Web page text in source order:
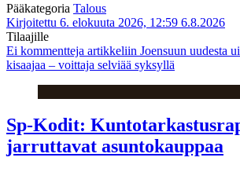
Pääkategoria Talous
Kirjoitettu 6. elokuuta 2026, 12:59 6.8.2026
Tilaajille
Ei kommentteja artikkeliin Joensuun uudesta
kisaajaa – voittaja selviää syksyllä
Sp-Kodit:
jarruttavat asuntokauppaa